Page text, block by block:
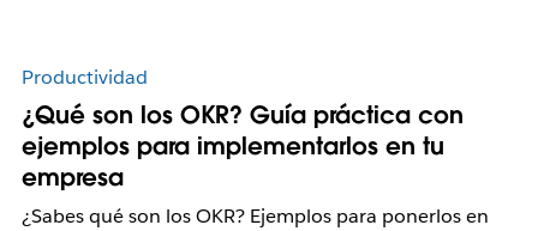
Productividad
¿Qué son los OKR? Guía práctica con
ejemplos para implementarlos en tu
empresa
¿Sabes qué son los OKR? Ejemplos para ponerlos en